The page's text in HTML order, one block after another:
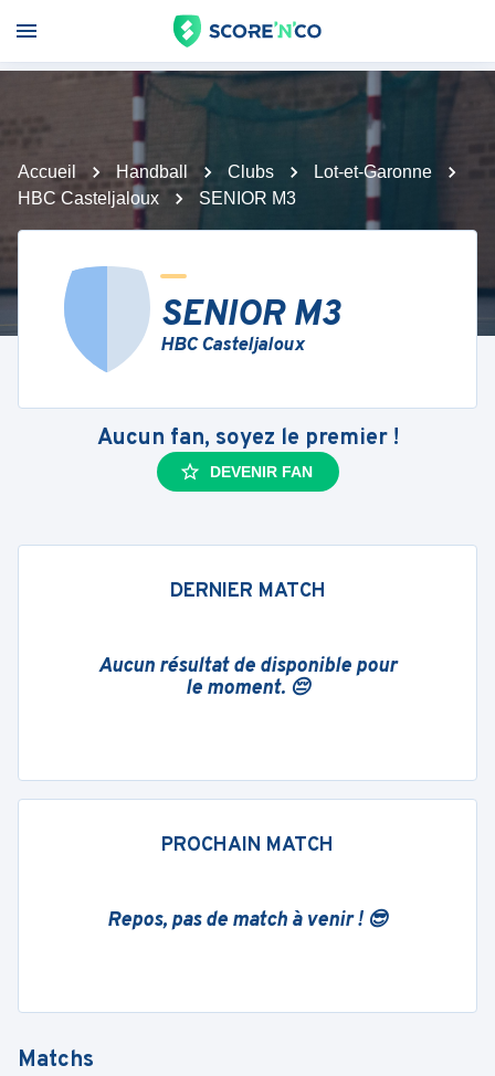
Accueil Handball Clubs
Lot-et-Garonne
HBC Casteljaloux
SENIOR M3
SENIOR M3
HBC Casteljaloux
Aucun fan, soyez le premier !
DEVENIR FAN
DERNIER MATCH
Aucun résultat de disponible pour
le moment. 😔
PROCHAIN MATCH
Repos, pas de match à venir ! 😎
Matchs